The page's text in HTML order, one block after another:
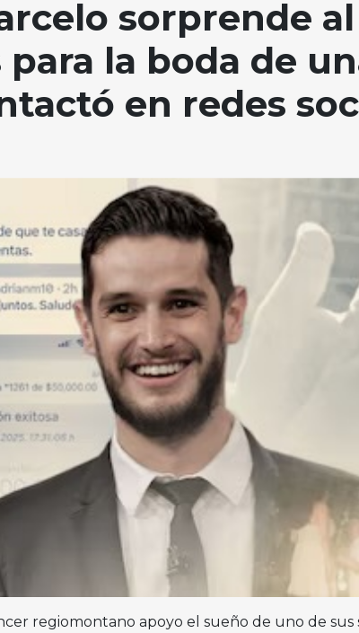
sorprende
la boda de
en redes
regiomontano apoyo el sueño de uno de sus